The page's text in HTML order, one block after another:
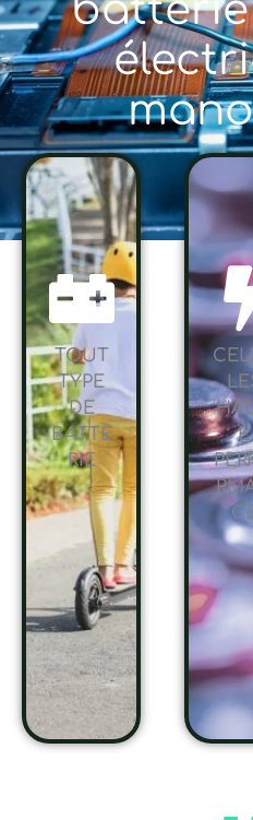
batterie
TOUT
TYPE
DE
BATTE
RIE
E